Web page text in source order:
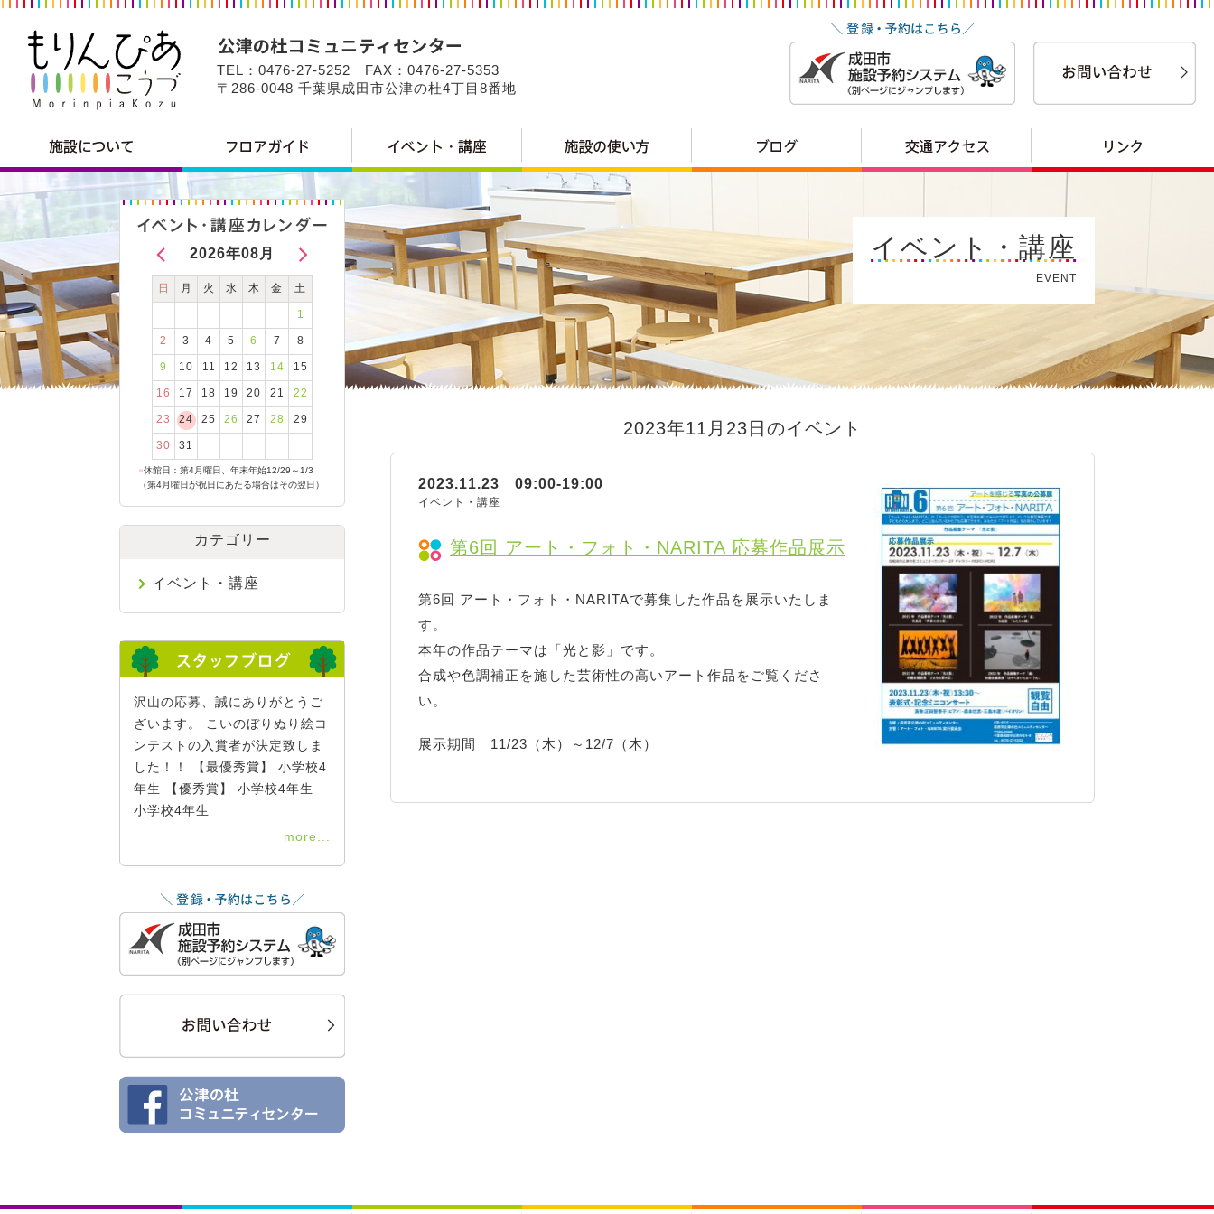
TEL：0476-27-5252 FAX：0476-27-5353
〒286-0048 千葉県成田市公津の杜4丁目8番地
イベント・講座
EVENT
2023年11月23日のイベント
第6回 アート・フォト・NARITA 応募作品展示
2023.11.23 09:00-19:00
イベント・講座
第6回 アート・フォト・NARITAで募集した作品を展示いたしま
す。
本年の作品テーマは「光と影」です。
合成や色調補正を施した芸術性の高いアート作品をご覧くださ
い。
展示期間 11/23（木）～12/7（木）
2026年08月
日 月 火 水 木 金 土
1
2 3 4 5 6 7 8
9 10 11 12 13 14 15
16 17 18 19 20 21 22
23 24 25 26 27 28 29
30 31
●休館日：第4月曜日、年末年始12/29～1/3
（第4月曜日が祝日にあたる場合はその翌日）
カテゴリー
イベント・講座
沢山の応募、誠にありがとうご
ざいます。 こいのぼりぬり絵コ
ンテストの入賞者が決定致しま
した！！ 【最優秀賞】 小学校4
年生 【優秀賞】 小学校4年生
小学校4年生
more...